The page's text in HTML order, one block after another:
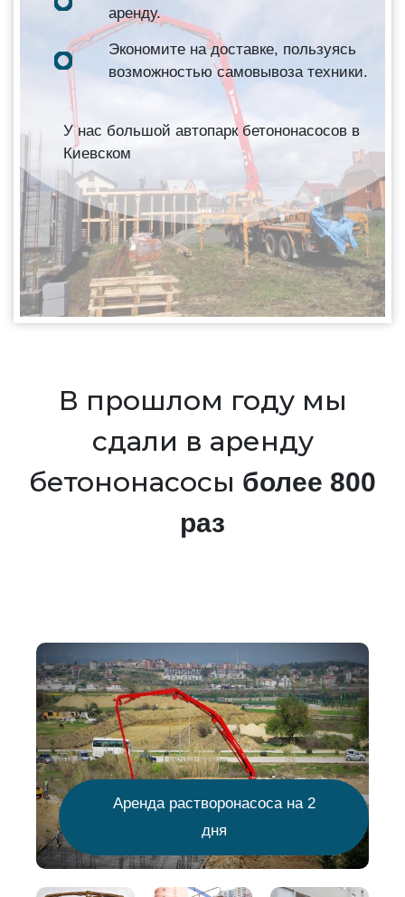
аренду.
Экономите на доставке, пользуясь
возможностью самовывоза техники.
У нас большой автопарк бетононасосов в
Киевском
В прошлом году мы
сдали в аренду
бетононасосы более 800
раз
Аренда растворонасоса на 2
дня